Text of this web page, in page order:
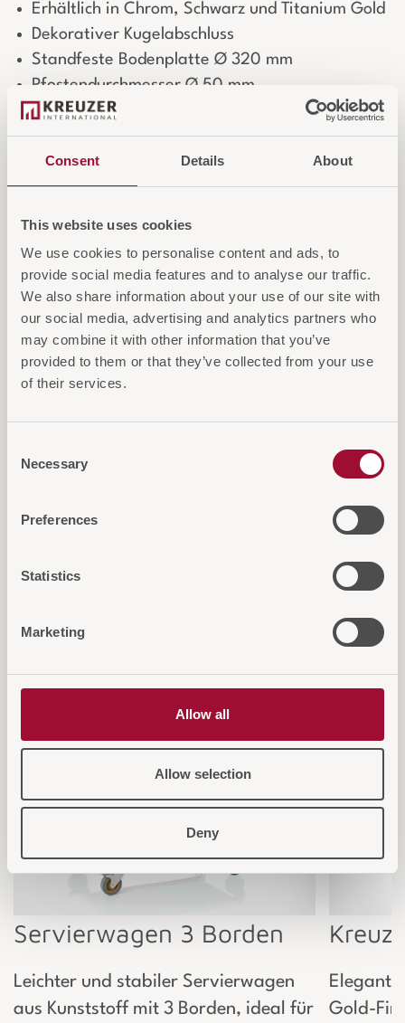
Consent Details About
This website uses cookies
We use cookies to personalise content and ads, to
provide social media features and to analyse our traffic.
We also share information about your use of our site with
our social media, advertising and analytics partners who
may combine it with other information that you’ve
provided to them or that they’ve collected from your use
of their services.
Selection
Necessary
Preferences
Statistics
Marketing
Allow all
Allow selection
Deny
Erhältlich in Chrom, Schwarz und Titanium Gold
Dekorativer Kugelabschluss
Standfeste Bodenplatte Ø 320 mm
Pfostendurchmesser Ø 50 mm
Ideal für Hotels, Empfangs- und
Veranstaltungsbereiche
Optionales Zubehör:
DIN A4 Schilderhalter(Art.-Nr. W-2200012)
DIN A4 SCHILDERHALTER
Login für Preise und Warenkorb
AUF DIE ANFRAGELISTE
Diese Artikel könnten Sie auch
Servierwagen 3 Borden
Leichter und stabiler Servierwagen
aus Kunststoff mit 3 Borden, ideal für
Gold-